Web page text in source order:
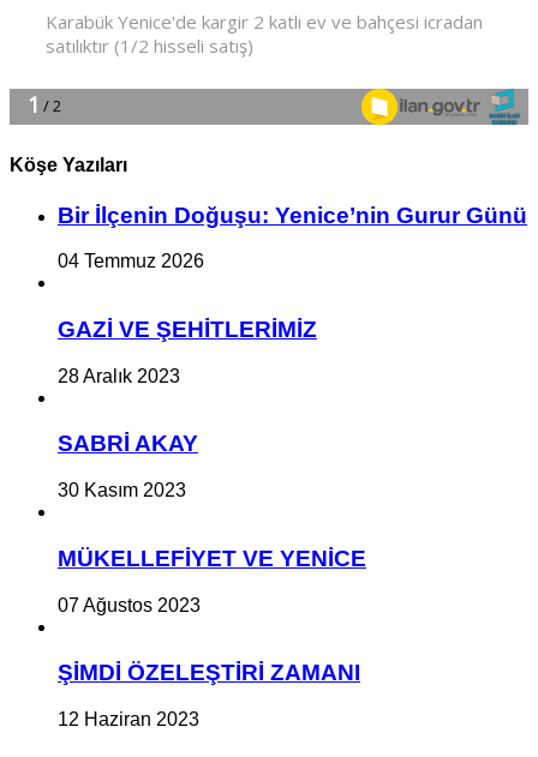
Köşe Yazıları
Bir İlçe­nin Do­ğu­şu: Ye­ni­ce’nin Gurur Günü
04 Temmuz 2026
GAZİ VE ŞEHİTLERİMİZ
28 Aralık 2023
SABRİ AKAY
30 Kasım 2023
MÜKELLEFİYET VE YENİCE
07 Ağustos 2023
ŞİMDİ ÖZELEŞTİRİ ZAMANI
12 Haziran 2023